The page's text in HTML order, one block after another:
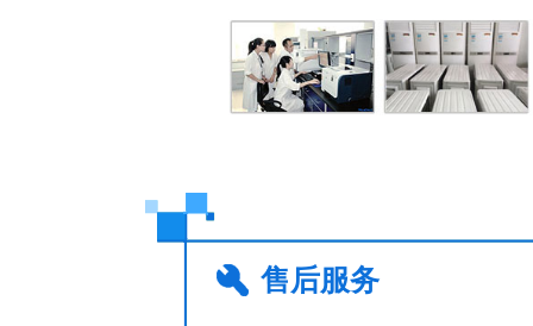
售后服务